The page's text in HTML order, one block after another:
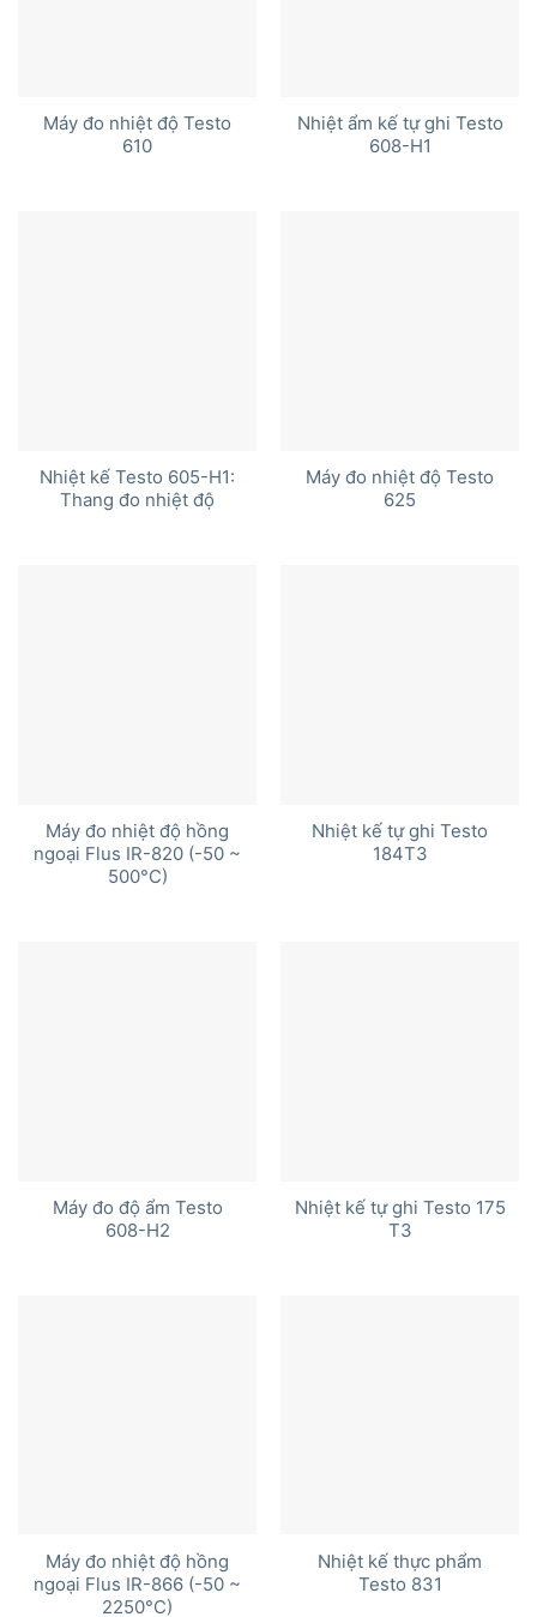
Máy đo nhiệt độ Testo
610
Nhiệt ẩm kế tự ghi Testo
608-H1
Nhiệt kế Testo 605-H1:
Thang đo nhiệt độ
Máy đo nhiệt độ Testo
625
Máy đo nhiệt độ hồng
ngoại Flus IR-820 (-50 ~
500°C)
Nhiệt kế tự ghi Testo
184T3
Máy đo độ ẩm Testo
608-H2
Nhiệt kế tự ghi Testo 175
T3
Máy đo nhiệt độ hồng
ngoại Flus IR-866 (-50 ~
2250°C)
Nhiệt kế thực phẩm
Testo 831